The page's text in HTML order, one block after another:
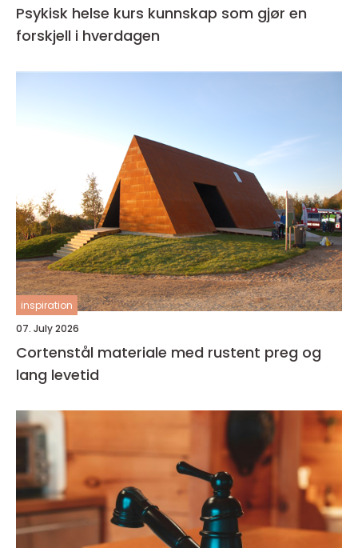
Psykisk helse kurs kunnskap som gjør en
forskjell i hverdagen
inspiration
07. July 2026
Cortenstål materiale med rustent preg og
lang levetid